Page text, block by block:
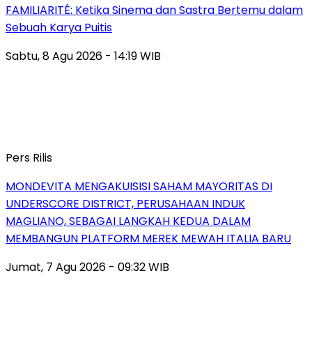
FAMILIARITÉ: Ketika Sinema dan Sastra Bertemu dalam
Sebuah Karya Puitis
Sabtu, 8 Agu 2026 - 14:19 WIB
Pers Rilis
MONDEVITA MENGAKUISISI SAHAM MAYORITAS DI
UNDERSCORE DISTRICT, PERUSAHAAN INDUK
MAGLIANO, SEBAGAI LANGKAH KEDUA DALAM
MEMBANGUN PLATFORM MEREK MEWAH ITALIA BARU
Jumat, 7 Agu 2026 - 09:32 WIB